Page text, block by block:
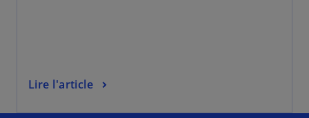
Lire l'article